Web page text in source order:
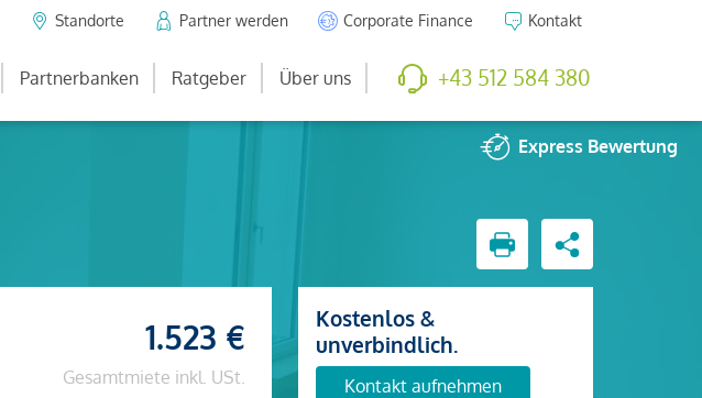
Standorte Partner werden Corporate Finance Kontakt
Partnerbanken Ratgeber Über uns +43 512 584 380
Express Bewertung
1.523 €
Gesamtmiete inkl. USt.
Kostenlos &
unverbindlich.
Kontakt aufnehmen